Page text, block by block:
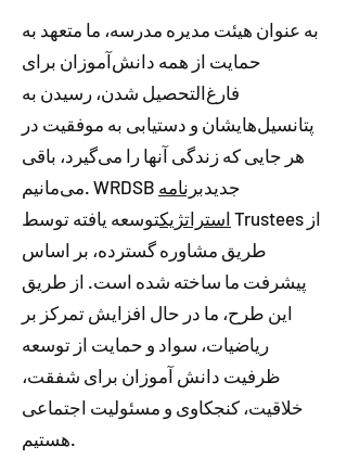
به عنوان هیئت مدیره مدرسه، ما متعهد به
حمایت از همه دانش‌آموزان برای
فارغ‌التحصیل شدن، رسیدن به
پتانسیل‌هایشان و دستیابی به موفقیت در
هر جایی که زندگی آنها را می‌گیرد، باقی
می‌مانیم. WRDSB جدیدبرنامه
استراتژیکتوسعه یافته توسط Trustees از
طریق مشاوره گسترده، بر اساس
پیشرفت ما ساخته شده است. از طریق
این طرح، ما در حال افزایش تمرکز بر
ریاضیات، سواد و حمایت از توسعه
ظرفیت دانش آموزان برای شفقت،
خلاقیت، کنجکاوی و مسئولیت اجتماعی
هستیم.